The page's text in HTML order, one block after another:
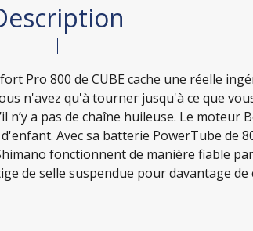
Pro 800 de CUBE cache une réelle
n'avez qu'à tourner jusqu'à ce que
a pas de chaîne huileuse. Le moteur
Avec sa batterie PowerTube de
fonctionnent de manière fiable
de selle suspendue pour davantage